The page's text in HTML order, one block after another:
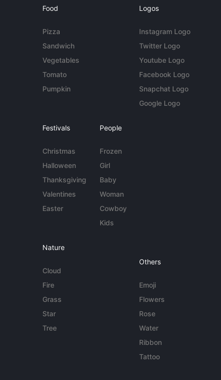
Food
Pizza
Sandwich
Vegetables
Tomato
Pumpkin
Logos
Instagram Logo
Twitter Logo
Youtube Logo
Facebook Logo
Snapchat Logo
Google Logo
Festivals
Christmas
Halloween
Thanksgiving
Valentines
Easter
People
Frozen
Girl
Baby
Woman
Cowboy
Kids
Nature
Cloud
Fire
Grass
Star
Tree
Others
Emoji
Flowers
Rose
Water
Ribbon
Tattoo